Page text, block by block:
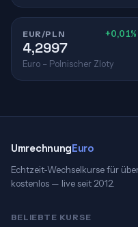
EUR/PLN +0,01%
4,2997
Euro – Polnischer Zloty
UmrechnungEuro
Echtzeit-Wechselkurse für
kostenlos — live seit 2012.
BELIEBTE KURSE